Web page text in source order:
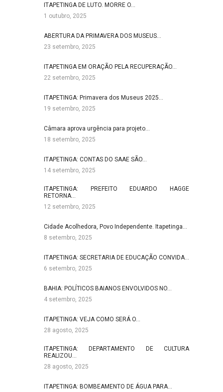
ITAPETINGA DE LUTO. MORRE O…
1 outubro, 2025
ABERTURA DA PRIMAVERA DOS MUSEUS…
23 setembro, 2025
ITAPETINGA EM ORAÇÃO PELA RECUPERAÇÃO…
22 setembro, 2025
ITAPETINGA: Primavera dos Museus 2025…
19 setembro, 2025
Câmara aprova urgência para projeto…
18 setembro, 2025
ITAPETINGA: CONTAS DO SAAE SÃO…
14 setembro, 2025
ITAPETINGA: PREFEITO EDUARDO HAGGE
RETORNA…
12 setembro, 2025
Cidade Acolhedora, Povo Independente. Itapetinga…
8 setembro, 2025
ITAPETINGA: SECRETARIA DE EDUCAÇÃO CONVIDA…
6 setembro, 2025
BAHIA: POLÍTICOS BAIANOS ENVOLVIDOS NO…
4 setembro, 2025
ITAPETINGA: VEJA COMO SERÁ O…
28 agosto, 2025
ITAPETINGA: DEPARTAMENTO DE CULTURA
REALIZOU…
28 agosto, 2025
ITAPETINGA: BOMBEAMENTO DE ÁGUA PARA…